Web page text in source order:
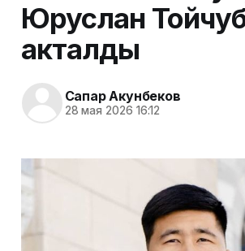
Юруслан
акталды
Сапар Акунбеков
28 мая 2026 16:12